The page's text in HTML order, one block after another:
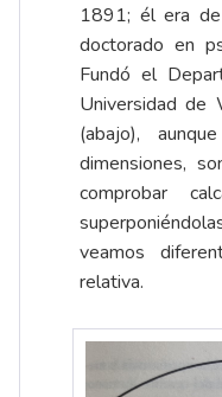
1891; él era
doctorado en
Fundó el
Universidad de
(abajo),
dimensiones,
comprobar
veamos
relativa.